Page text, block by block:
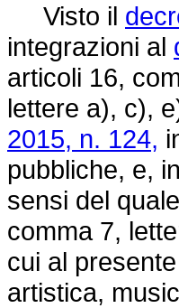
Visto il
integrazioni al
articoli 16,
lettere a), c),
2015, n. 124,
pubbliche, e,
sensi del
comma 7,
cui al
artistica,